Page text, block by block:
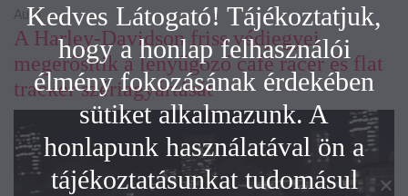
A Harley-Davidson friss védjegyei
megerősítik a lenyűgöző café racer és flat
tracker szériagyártását
AutóKedves Látogató! Tájékoztatjuk,
hogy a honlap felhasználói
élmény fokozásának érdekében
sütiket alkalmazunk. A
honlapunk használatával ön a
tájékoztatásunkat tudomásul